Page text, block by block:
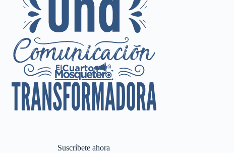
Suscríbete ahora